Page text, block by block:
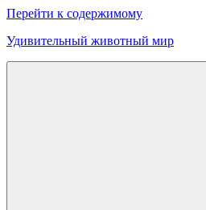
Перейти к содержимому
Удивительный животный мир